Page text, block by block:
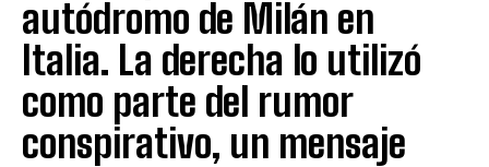
autódromo de Milán en
Italia. La derecha lo utilizó
como parte del rumor
conspirativo, un mensaje